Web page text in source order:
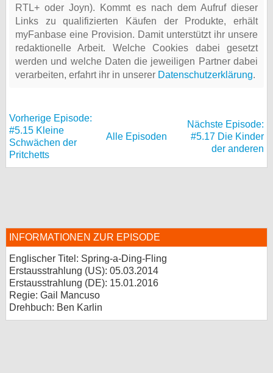
RTL+ oder Joyn). Kommt es nach dem Aufruf dieser
Links zu qualifizierten Käufen der Produkte, erhält
myFanbase eine Provision. Damit unterstützt ihr unsere
redaktionelle Arbeit. Welche Cookies dabei gesetzt
werden und welche Daten die jeweiligen Partner dabei
verarbeiten, erfahrt ihr in unserer Datenschutzerklärung.
Vorherige Episode:
#5.15 Kleine
Schwächen der
Pritchetts
Alle Episoden
Nächste Episode:
#5.17 Die Kinder
der anderen
INFORMATIONEN ZUR EPISODE
Englischer Titel: Spring-a-Ding-Fling
Erstausstrahlung (US): 05.03.2014
Erstausstrahlung (DE): 15.01.2016
Regie: Gail Mancuso
Drehbuch: Ben Karlin